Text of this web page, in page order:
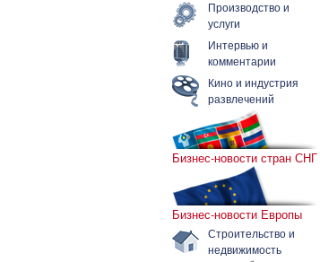
Производство и
услуги
Интервью и
комментарии
Кино и индустрия
развлечений
Бизнес-новости стран СНГ
Бизнес-новости Европы
Строительство и
недвижимость